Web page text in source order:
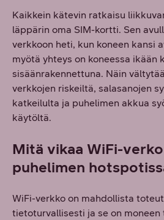
Kaikkein kätevin ratkaisu
läppärin oma SIM-kortti. Sen
verkkoon heti, kun koneen kansi
myötä yhteys on koneessa ikään
sisäänrakennettuna. Näin
verkkojen riskeiltä, salasanojen
katkeilulta ja puhelimen akkua
käytöltä.
Mitä vikaa WiFi-
puhelimen
WiFi-verkko on mahdollista
tietoturvallisesti ja se on